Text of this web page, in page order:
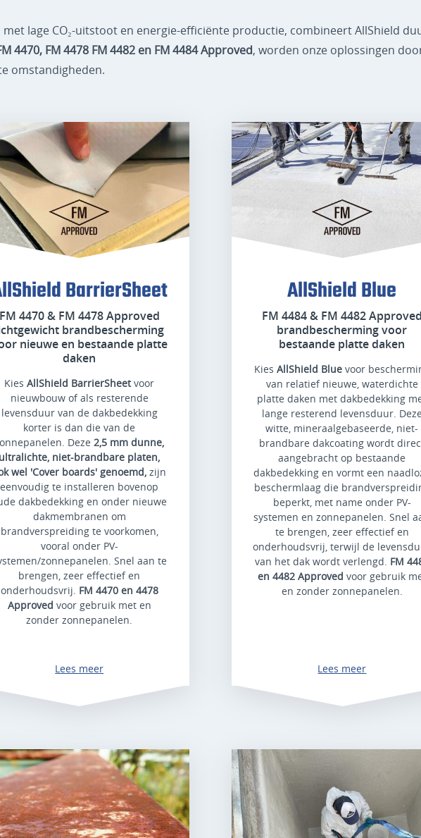
lage CO₂-uitstoot en energie-efficiënte productie, combineert AllShield
4470, FM 4478 FM 4482 en FM 4484 Approved, worden onze oplossingen
omstandigheden.
BarrierSheet
FM 4470 & FM 4478 Approved
brandbescherming
nieuwe en bestaande platte
daken
KiesAllShield BarrierSheetvoor
nieuwbouw of als resterende
levensduur van de dakbedekking
korter is dan die van de
Deze2,5 mm dunne,
ultralichte, niet-brandbare platen,
wel 'Cover boards' genoemd, zijn
eenvoudig te installeren bovenop
dakbedekking en onder nieuwe
dakmembranen om
brandverspreiding te voorkomen,
vooral onder PV-
zonnepanelen. Snel aan te
brengen, zeer effectief en
onderhoudsvrij. FM 4470 en 4478
Approved voor gebruik met en
zonder zonnepanelen.
Lees meer
AllShield Blue
FM 4484 & FM 4482
brandbescherming voor
bestaande platte daken
Kies AllShield Bluevoor
van relatief nieuwe, waterdichte
platte daken met dakbedekking
lange resterend levensduur.
witte, mineraalgebaseerde, niet-
brandbare dakcoating wordt
aangebracht op bestaande
dakbedekking en vormt een
beschermlaag die
beperkt, met name onder PV-
systemen en zonnepanelen. Snel
te brengen, zeer effectief en
onderhoudsvrij, terwijl de
van het dak wordt verlengd. FM
en 4482 Approved voor gebruik
en zonder zonnepanelen.
Lees meer